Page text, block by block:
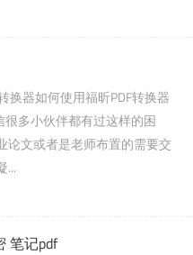
换器如何使用福昕PDF转换器
多小伙伴都有过这样的困
论文或者是老师布置的需要交
...
笔记pdf